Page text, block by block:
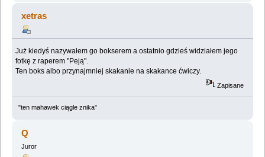
xetras
Już kiedyś nazywałem go bokserem a ostatnio gdzieś widziałem jego
fotkę z raperem "Peją".
Ten boks albo przynajmniej skakanie na skakance ćwiczy.
Zapisane
"ten mahawek ciągle znika"
Q
Juror